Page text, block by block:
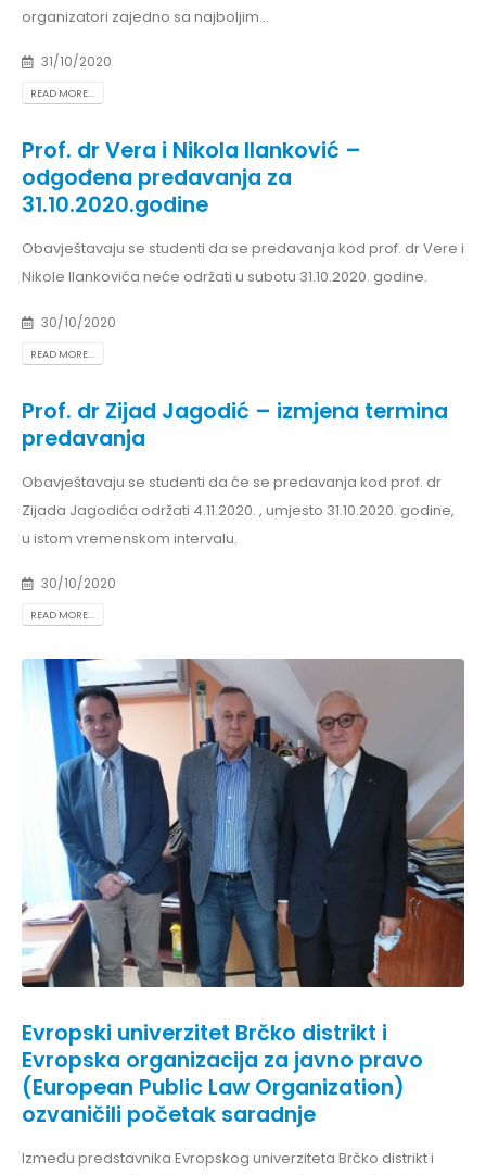
organizatori zajedno sa najboljim...
31/10/2020
READ MORE...
Prof. dr Vera i Nikola Ilanković –
odgođena predavanja za
31.10.2020.godine
Obavještavaju se studenti da se predavanja kod prof. dr Vere i
Nikole Ilankovića neće održati u subotu 31.10.2020. godine.
30/10/2020
READ MORE...
Prof. dr Zijad Jagodić – izmjena termina
predavanja
Obavještavaju se studenti da će se predavanja kod prof. dr
Zijada Jagodića održati 4.11.2020. , umjesto 31.10.2020. godine,
u istom vremenskom intervalu.
30/10/2020
READ MORE...
Evropski univerzitet Brčko distrikt i
Evropska organizacija za javno pravo
(European Public Law Organization)
ozvaničili početak saradnje
Između predstavnika Evropskog univerziteta Brčko distrikt i